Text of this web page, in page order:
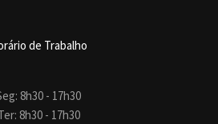
de Trabalho
8h30 - 17h30
8h30 - 17h30